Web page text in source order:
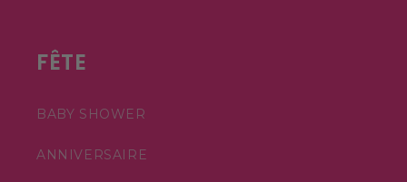
FÊTE
BABY SHOWER
ANNIVERSAIRE